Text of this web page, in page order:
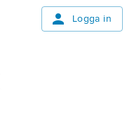
Logga in